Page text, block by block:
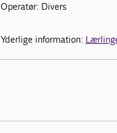
Operatør: Divers
Yderlige information: